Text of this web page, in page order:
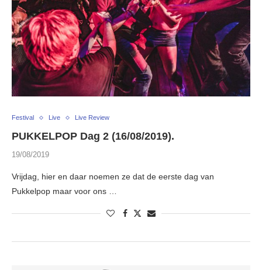
Festival Live Live Review
PUKKELPOP Dag 2 (16/08/2019).
19/08/2019
Vrijdag, hier en daar noemen ze dat de eerste dag van
Pukkelpop maar voor ons …